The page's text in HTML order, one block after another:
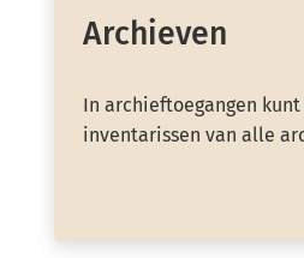
Archieven
In archieftoegangen
inventarissen van alle